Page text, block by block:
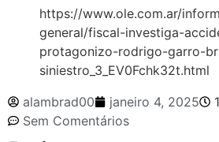
https://www.ole.com.ar/
general/fiscal-investiga-
protagonizo-rodrigo-garro-
siniestro_3_EV0Fchk32t.html
alambrad00
janeiro 4, 2025
Sem Comentários